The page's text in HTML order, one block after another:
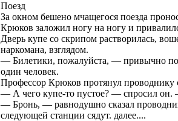
Поезд
За окном бешено мчащегося поезда
Крюков заложил ногу на ногу и
Дверь купе со скрипом растворилась,
наркомана, взглядом.
— Билетики, пожалуйста, — привычно
один человек.
Профессор Крюков протянул проводнику
— А чего купе-то пустое? — спросил он.
— Бронь, — равнодушно сказал
следующей станции сядут. далее....